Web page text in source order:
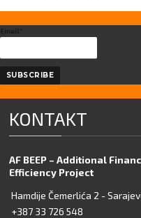
Email*
KONTAKT
AF BEEP – Additional
Efficiency Project
Hamdije Čemerlića 2 -
+387 33 726 548